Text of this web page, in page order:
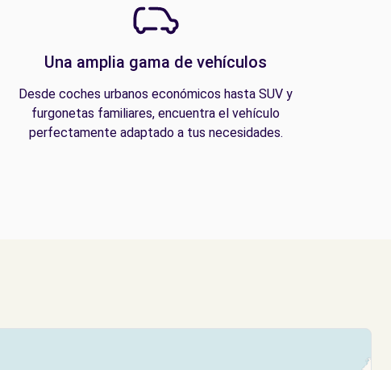
Una amplia gama de vehículos
Desde coches urbanos económicos hasta SUV y
furgonetas familiares, encuentra el vehículo
perfectamente adaptado a tus necesidades.